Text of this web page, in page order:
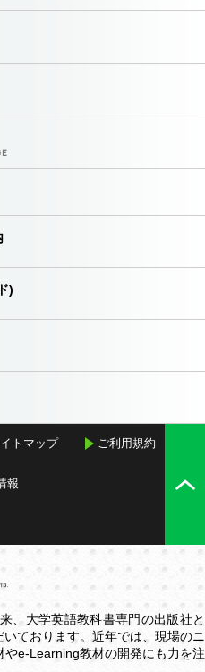
)
トマップ ご利用規約
報
、大学英語教科書専門の出版社と
ております。近年では、現場のニ
やe-Learning教材の開発にも力を注